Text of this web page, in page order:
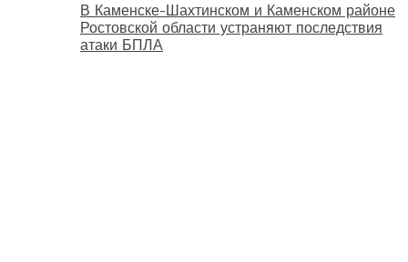
В Каменске-Шахтинском и Каменском районе
Ростовской области устраняют последствия
атаки БПЛА